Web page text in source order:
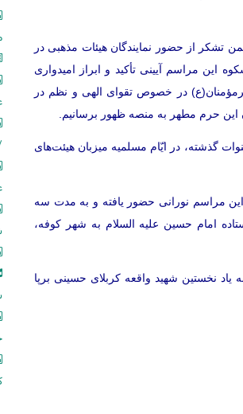
تشکر از حضور نمایندگان هیئات مذهبی در
این مراسم آیینی تأکید و ابراز امیدواری
در خصوص تقوای الهی و نظم در
این حرم مطهر به منصه ظهور برسانیم.
گذشته، در ايّام مسلميه ميزبان هيئت‌های
مراسم نورانی حضور يافته و به مدت سه
امام حسين عليه السلام به شهر كوفه،
نخستين شهيد واقعه كربلای حسينی برپا